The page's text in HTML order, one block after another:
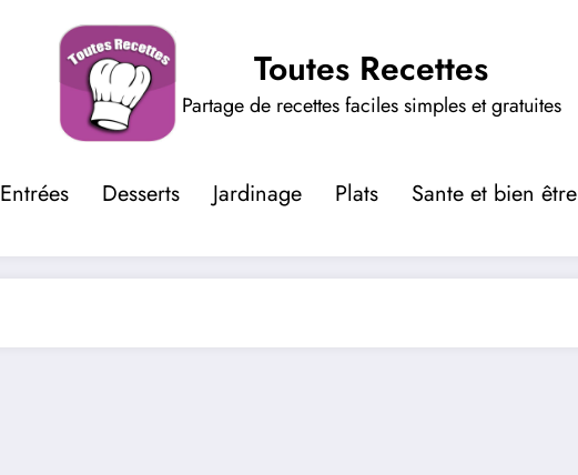
Toutes Recettes
Partage de recettes faciles simples et gratuites
Entrées Desserts Jardinage Plats Sante et bien être